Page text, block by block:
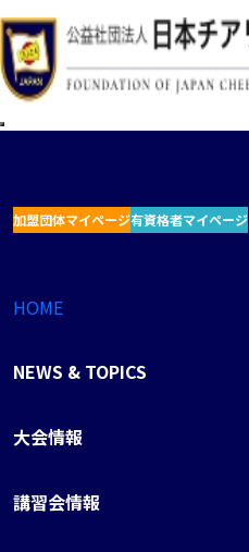
加盟団体マイページ有資格者マイページ
HOME
NEWS & TOPICS
大会情報
講習会情報